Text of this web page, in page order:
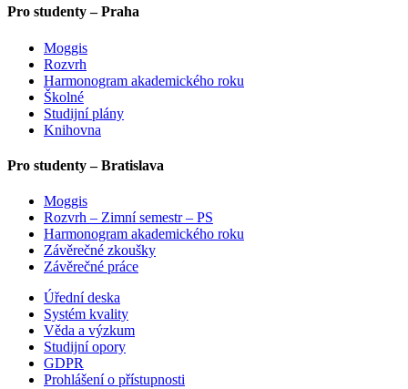
Pro studenty – Praha
Moggis
Rozvrh
Harmonogram akademického roku
Školné
Studijní plány
Knihovna
Pro studenty – Bratislava
Moggis
Rozvrh – Zimní semestr – PS
Harmonogram akademického roku
Závěrečné zkoušky
Závěrečné práce
Úřední deska
Systém kvality
Věda a výzkum
Studijní opory
GDPR
Prohlášení o přístupnosti